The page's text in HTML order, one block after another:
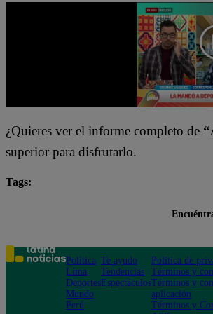
¿Quieres ver el informe completo de
superior para disfrutarlo.
Tags:
Política
Lima
Deportes
Mundo
Perú
Te ayudo
Tendencias
Espectáculos
Política de
Términos y
Términos y
aplicación
Términos y